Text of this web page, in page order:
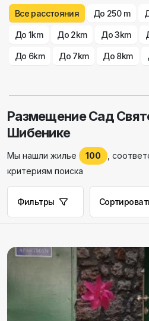
Все расстояния До 250 m
До 1km До 2km До 3km
До 6km До 7km До 8km
Размещение Сад
Шибенике
Мы нашли жилье 100
,
критериям поиска
Фильтры